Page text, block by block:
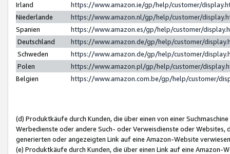
Irland
https://www.amazon.ie/gp/help/customer/
Niederlande
https://www.amazon.nl/gp/help/customer/
Spanien
https://www.amazon.es/gp/help/customer/
Deutschland
https://www.amazon.de/gp/help/customer/
Schweden
https://www.amazon.de/gp/help/customer/
Polen
https://www.amazon.pl/gp/help/customer/
Belgien
https://www.amazon.com.be/gp/help/customer/
(d) Produktkäufe durch Kunden, die über einen von einer
Werbedienste oder andere Such- oder Verweisdienste oder Websites,
generierten oder angezeigten Link auf eine Amazon-Website
(e) Produktkäufe durch Kunden, die über einen Link auf eine